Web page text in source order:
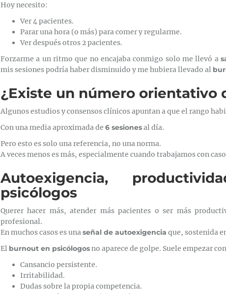
Hoy necesito:
Ver 4 pacientes.
Parar una hora (o más) para comer y regularme.
Ver después otros 2 pacientes.
Forzarme a un ritmo que no encajaba conmigo solo me llevó a
mis sesiones podría haber disminuido y me hubiera llevado al
¿Existe un número orientativo
Algunos estudios y consensos clínicos apuntan a que el rango
Con una media aproximada de 6 sesionesal día.
Pero esto es solo una referencia, no una norma.
A veces menos es más, especialmente cuando trabajamos con
Autoexigencia,
psicólogos
Querer hacer más, atender más pacientes o ser más
profesional.
En muchos casos es unaseñal de autoexigencia que, sostenida
El burnout en psicólogosno aparece de golpe. Suele empezar
Cansancio persistente.
Irritabilidad.
Dudas sobre la propia competencia.